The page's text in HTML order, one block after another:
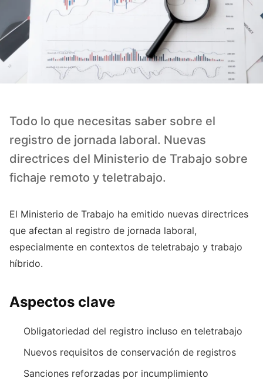
Todo lo que necesitas saber sobre el
registro de jornada laboral. Nuevas
directrices del Ministerio de Trabajo sobre
fichaje remoto y teletrabajo.
El Ministerio de Trabajo ha emitido nuevas directrices
que afectan al registro de jornada laboral,
especialmente en contextos de teletrabajo y trabajo
híbrido.
Aspectos clave
Obligatoriedad del registro incluso en teletrabajo
Nuevos requisitos de conservación de registros
Sanciones reforzadas por incumplimiento